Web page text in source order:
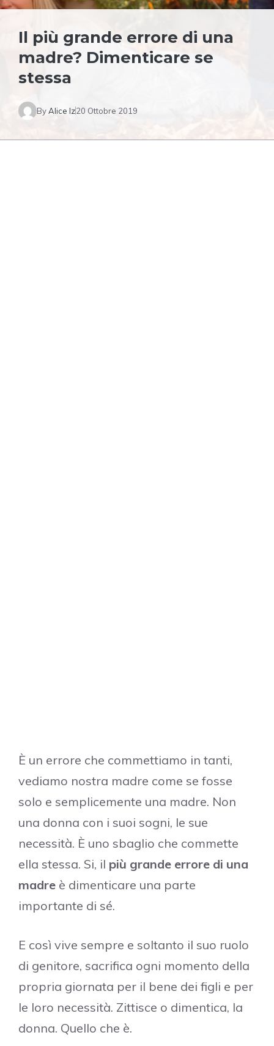
Il più grande errore di una
madre? Dimenticare se
stessa
ByAlice Iz20 Ottobre 2019
È un errore che commettiamo in tanti,
vediamo nostra madre come se fosse
solo e semplicemente una madre. Non
una donna con i suoi sogni, le sue
necessità. È uno sbaglio che commette
ella stessa. Si, il più grande errore di una
madre è dimenticare una parte
importante di sé.
E così vive sempre e soltanto il suo ruolo
di genitore, sacrifica ogni momento della
propria giornata per il bene dei figli e per
le loro necessità. Zittisce o dimentica, la
donna. Quello che è.